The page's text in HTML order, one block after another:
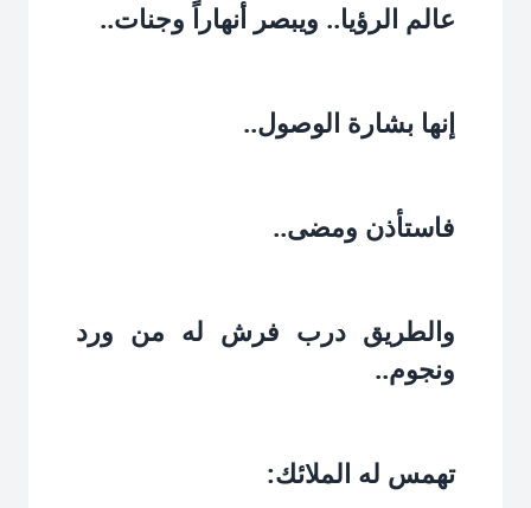
عالم الرؤيا.. ويبصر أنهاراً وجنات..‏
إنها بشارة الوصول..‏
فاستأذن ومضى..‏
والطريق درب فرش له من ورد
ونجوم..‏
تهمس له الملائك:‏